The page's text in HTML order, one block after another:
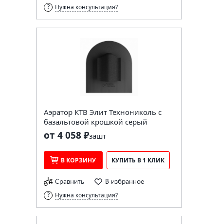
Нужна консультация?
Аэратор КТВ Элит Технониколь с
базальтовой крошкой серый
от 4 058 ₽зашт
В КОРЗИНУ КУПИТЬ В 1 КЛИК
Сравнить В избранное
Нужна консультация?